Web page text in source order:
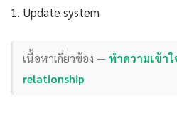
1. Update system
เนื้อหาเกี่ยวข้อง — ทำความเข้า
relationship